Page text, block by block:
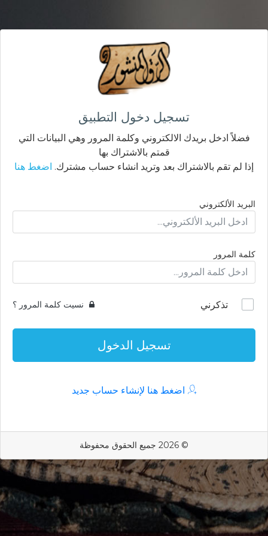
تسجيل دخول التطبيق
فضلاً ادخل بريدك الالكتروني وكلمة المرور وهي البيانات التي
قمتم بالاشتراك بها
إذا لم تقم بالاشتراك بعد وتريد انشاء حساب مشترك. اضغط هنا
البريد الألكتروني
كلمة المرور
تذكرني نسيت كلمة المرور ؟
تسجيل الدخول
اضغط هنا لإنشاء حساب جديد
© 2026 جميع الحقوق محفوظة